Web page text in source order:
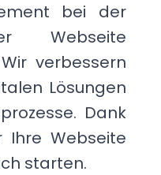
bei der
Webseite
verbessern
Lösungen
Dank
Ihre Webseite
starten.